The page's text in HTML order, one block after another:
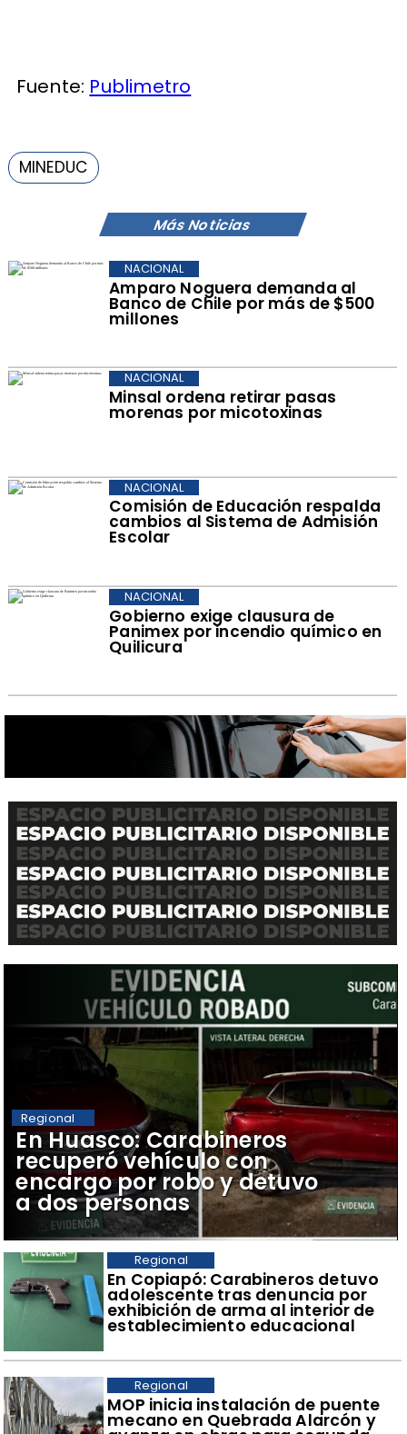
Más Noticias
Amparo Noguera demanda al
Banco de Chile por más de $500
millones
NACIONAL
Minsal ordena retirar pasas
morenas por micotoxinas
NACIONAL
Comisión de Educación respalda
cambios al Sistema de Admisión
Escolar
NACIONAL
Gobierno exige clausura de
Panimex por incendio químico en
Quilicura
NACIONAL
Fuente: Publimetro
MINEDUC
​En Copiapó: Carabineros detuvo
adolescente tras denuncia por
exhibición de arma al interior de
establecimiento educacional
Regional
​MOP inicia instalación de puente
mecano en Quebrada Alarcón y
Regional
​En Huasco: Carabineros
recuperó vehículo con
encargo por robo y detuvo
a dos personas
Regional